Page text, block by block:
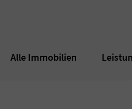
Alle Immobilien
Alle Immobilien